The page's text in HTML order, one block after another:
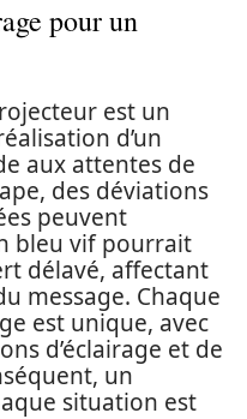
pour un
est un
d’un
aux attentes de
des déviations
peuvent
bleu vif pourrait
délavé, affectant
message. Chaque
est unique, avec
d’éclairage et de
un
situation est